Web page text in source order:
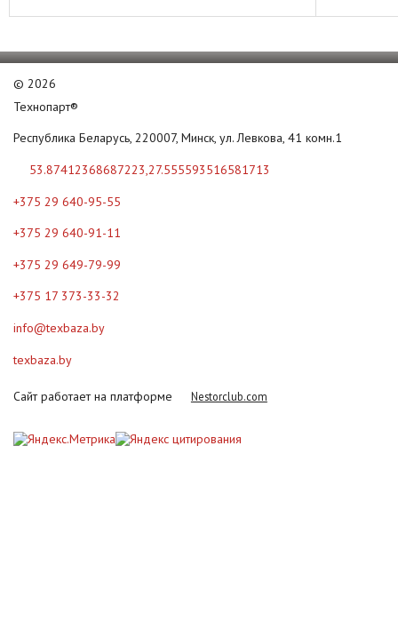
© 2026
Технопарт®
Республика Беларусь, 220007, Минск, ул. Левкова, 41 комн.1
53.87412368687223,27.555593516581713
+375 29 640-95-55
+375 29 640-91-11
+375 29 649-79-99
+375 17 373-33-32
info@texbaza.by
texbaza.by
Сайт работает на платформе Nestorclub.com